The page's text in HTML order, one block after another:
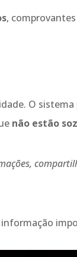
,
O
não estão
informação